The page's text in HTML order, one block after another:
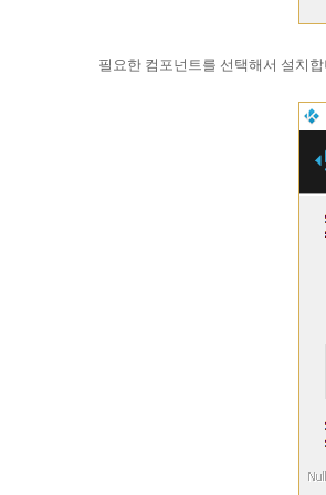
필요한 컴포넌트를 선택해서 설치